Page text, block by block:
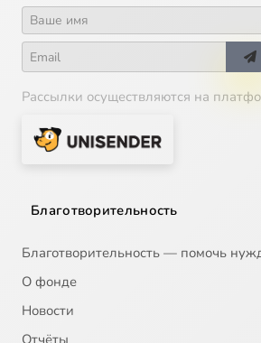
Рассылки осуществляются на
Благотворительность
Благотворительность — помочь
О фонде
Новости